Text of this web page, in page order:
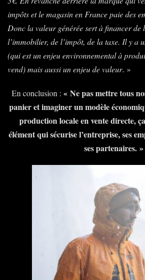
impôts et le magasin en France paie des
Donc la valeur générée sert à financer de
l’immobilier, de l’impôt, de la taxe. Il y a
(qui est un enjeu environnemental à
vend) mais aussi un enjeu de valeur. »
En conclusion : « Ne pas mettre tous
panier et imaginer un modèle
production locale en vente directe,
élément qui sécurise l’entreprise, ses
ses partenaires. »